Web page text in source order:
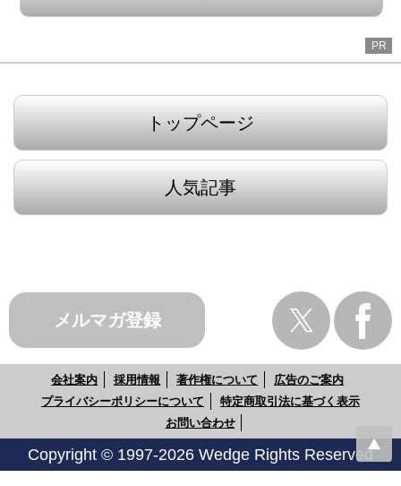
PR
トップページ
人気記事
メルマガ登録
会社案内 採用情報 著作権について
広告のご案内
プライバシーポリシーについて
特定商取引法に基づく表示
お問い合わせ
Copyright © 1997-2026 Wedge Rights Reserved